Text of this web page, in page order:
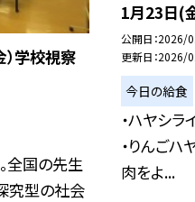
）学校視察
全国の先生
究型の社会
1月23日(
公開日 2026/
更新日 2026/
今日の給食
・ハヤシラ
・りんごハ
肉をよ...